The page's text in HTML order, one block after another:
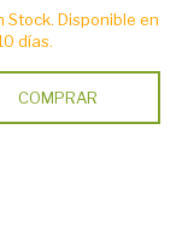
Stock. Disponible en
días.
COMPRAR